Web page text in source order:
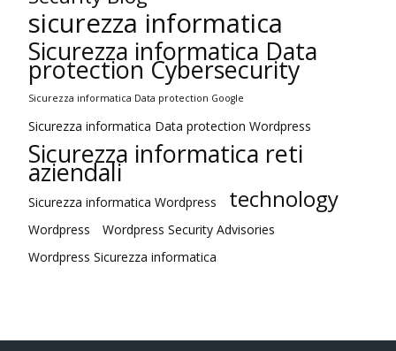
sicurezza informatica
Sicurezza informatica Data
protection Cybersecurity
Sicurezza informatica Data protection Google
Sicurezza informatica Data protection Wordpress
Sicurezza informatica reti
aziendali
Sicurezza informatica Wordpress technology
Wordpress
Wordpress Security Advisories
Wordpress Sicurezza informatica